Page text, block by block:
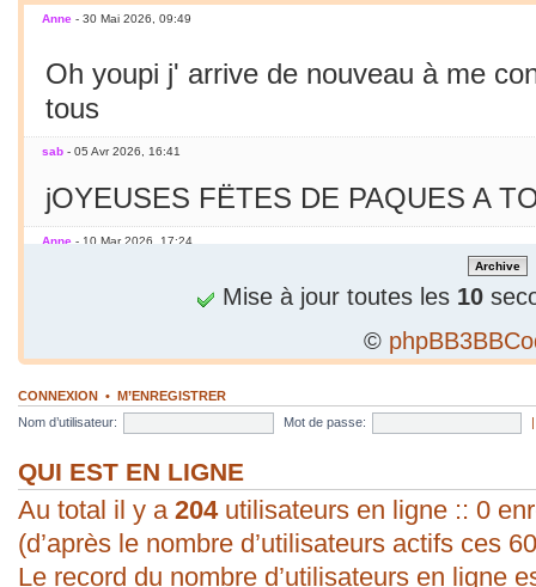
Anne - 30 Mai 2026, 09:49
Oh youpi j' arrive de nouveau à me
tous
sab - 05 Avr 2026, 16:41
jOYEUSES FËTES DE PAQUES A
Anne - 10 Mar 2026, 17:24
Jamais essayé avec le smarphone
C'est le printemps ! Soleil chaleur...
en mars seulement !
sab - 09 Mar 2026, 19:56
bonjour ! vous arrivez à poster une
évident pour moi. Vive les P.C. ;).
Mise à jour toutes les 10
©
CONNEXION • M’ENREGISTRER
Nom d’utilisateur:
Mot de passe:
QUI EST EN LIGNE
Au total il y a 204utilisateurs en ligne :: 0
(d’après le nombre d’utilisateurs actifs ces
Le record du nombre d’utilisateurs en ligne